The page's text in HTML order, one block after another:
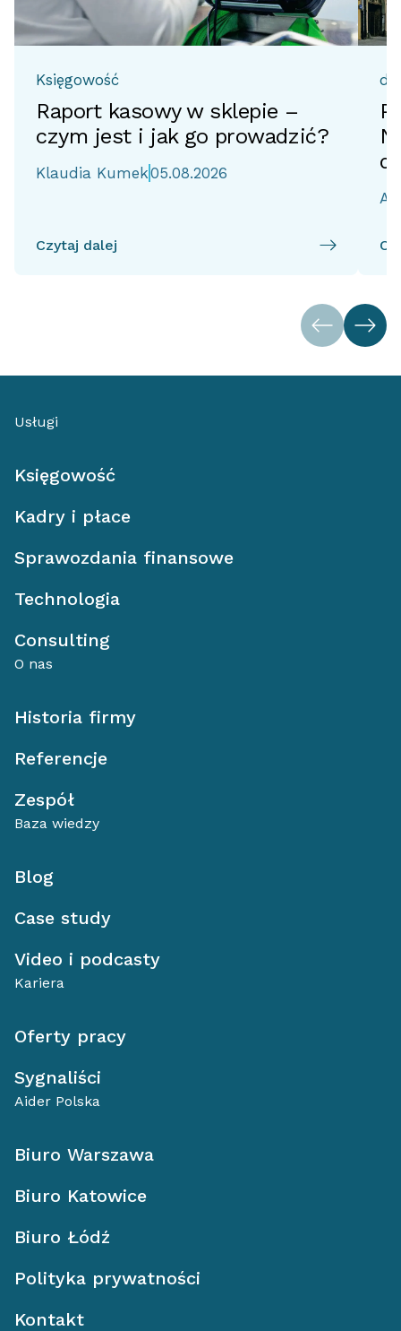
Księgowość
Raport kasowy w sklepie –
czym jest i jak go prowadzić?
Klaudia Kumek05.08.2026
Czytaj dalej
Usługi
Księgowość
Kadry i płace
Sprawozdania finansowe
Technologia
Consulting
O nas
Historia firmy
Referencje
Zespół
Baza wiedzy
Blog
Case study
Video i podcasty
Kariera
Oferty pracy
Sygnaliści
Aider Polska
Biuro Warszawa
Biuro Katowice
Biuro Łódź
Polityka prywatności
Kontakt